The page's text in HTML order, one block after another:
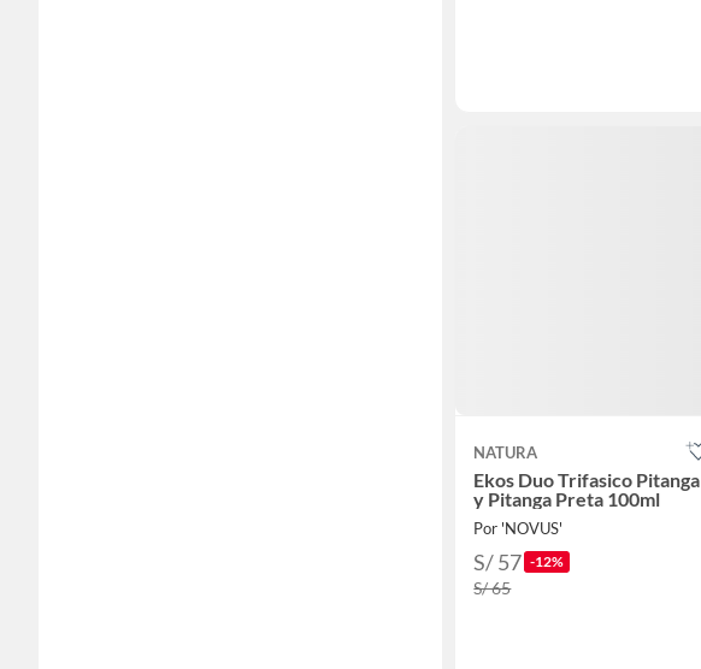
NATURA
Ekos Duo Trifasico Pitanga
y Pitanga Preta 100ml
Por 'NOVUS'
S/ 57 -12%
S/ 65